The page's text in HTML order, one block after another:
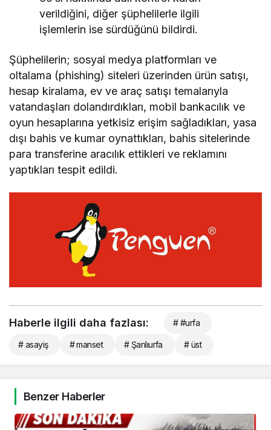
verildiğini, diğer şüphelilerle ilgili
işlemlerin ise sürdüğünü bildirdi.
Şüphelilerin; sosyal medya platformları ve
oltalama (phishing) siteleri üzerinden ürün satışı,
hesap kiralama, ev ve araç satışı temalarıyla
vatandaşları dolandırdıkları, mobil bankacılık ve
oyun hesaplarına yetkisiz erişim sağladıkları, yasa
dışı bahis ve kumar oynattıkları, bahis sitelerinde
para transferine aracılık ettikleri ve reklamını
yaptıkları tespit edildi.
Haberle ilgili daha fazlası: # #urfa
# asayiş # manset # Şanlıurfa # üst
Benzer Haberler